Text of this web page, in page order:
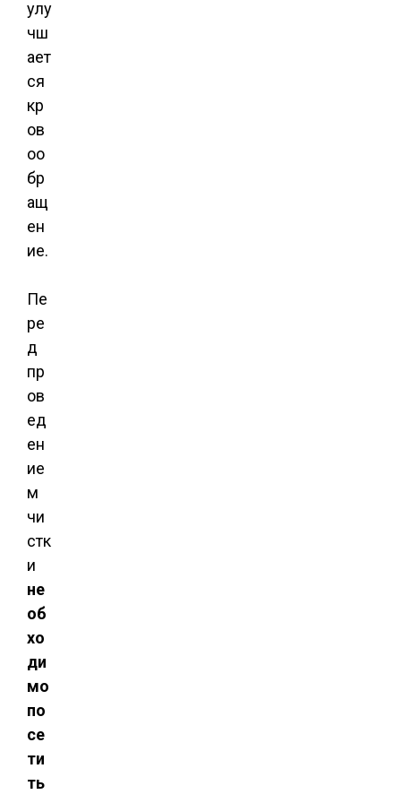
улу
чш
ает
ся
кр
ов
оо
бр
ащ
ен
ие.
Пе
ре
д
пр
ов
ед
ен
ие
м
чи
стк
и
не
об
хо
ди
мо
по
се
ти
ть